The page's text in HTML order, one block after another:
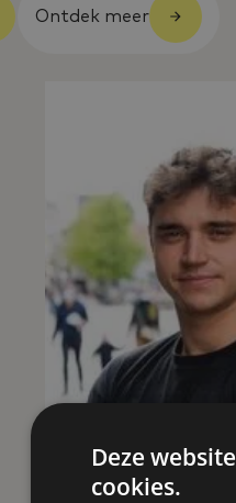
Ontdek meer
Deze
cookies.